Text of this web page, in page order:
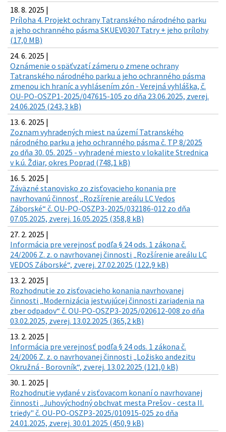
18. 8. 2025 |
Príloha 4. Projekt ochrany Tatranského národného parku
a jeho ochranného pásma SKUEV0307 Tatry + jeho prílohy
(17,0 MB)
24. 6. 2025 |
Oznámenie o späťvzatí zámeru o zmene ochrany
Tatranského národného parku a jeho ochranného pásma
zmenou ich hraníc a vyhlásením zón - Verejná vyhláška, č.
OU-PO-OSZP1-2025/047615-105 zo dňa 23.06.2025, zverej.
24.06.2025 (243,3 kB)
13. 6. 2025 |
Zoznam vyhradených miest na území Tatranského
národného parku a jeho ochranného pásma č. TP 8/2025
zo dňa 30. 05. 2025 - vyhradené miesto v lokalite Strednica
v k.ú. Ždiar, okres Poprad (748,1 kB)
16. 5. 2025 |
Záväzné stanovisko zo zisťovacieho konania pre
navrhovanú činnosť „Rozšírenie areálu LC Vedos
Záborské“ č. OU-PO-OSZP3-2025/032186-012 zo dňa
07.05.2025, zverej. 16.05.2025 (358,8 kB)
27. 2. 2025 |
Informácia pre verejnosť podľa § 24 ods. 1 zákona č.
24/2006 Z. z. o navrhovanej činnosti „Rozšírenie areálu LC
VEDOS Záborské“, zverej. 27.02.2025 (122,9 kB)
13. 2. 2025 |
Rozhodnutie zo zisťovacieho konania navrhovanej
činnosti „Modernizácia jestvujúcej činnosti zariadenia na
zber odpadov“ č. OU-PO-OSZP3-2025/020612-008 zo dňa
03.02.2025, zverej. 13.02.2025 (365,2 kB)
13. 2. 2025 |
Informácia pre verejnosť podľa § 24 ods. 1 zákona č.
24/2006 Z. z. o navrhovanej činnosti „Ložisko andezitu
Okružná - Borovník“, zverej. 13.02.2025 (121,0 kB)
30. 1. 2025 |
Rozhodnutie vydané v zisťovacom konaní o navrhovanej
činnosti „Juhovýchodný obchvat mesta Prešov - cesta II.
triedy" č. OU-PO-OSZP3-2025/010915-025 zo dňa
24.01.2025, zverej. 30.01.2025 (450,9 kB)